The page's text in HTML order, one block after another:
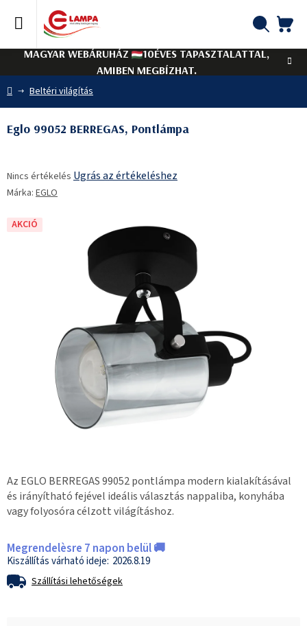
tartalomhoz
MAGYAR WEBÁRUHÁZ
10ÉVES TAPASZTALATTAL,
AMIBEN MEGBÍZHAT.
Kezdőlap
Beltéri világítás
Az EGLO BERREGAS 99052 pontlámpa modern kialakításával
és irányítható fejével ideális választás nappaliba, konyhába
vagy folyosóra célzott világításhoz.
Megrendelèsre 7 napon belül 🚚
2026.8.19
Szállítási lehetőségek
Eglo 99052 BERREGAS, Pontlámpa
termék
átlagos
5-
Nincs értékelés Ugrás az értékeléshez
Márka: EGLO
AKCIÓ